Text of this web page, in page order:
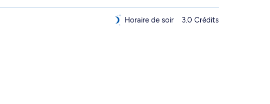
Horaire de soir 3.0 Crédits